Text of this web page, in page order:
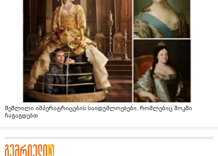
შეშლილი იმპერატრიცების საიდუმლოებები, რომლებიც შოკში
ჩაგაგდებთ